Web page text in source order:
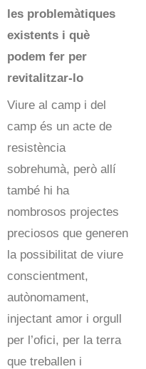
les problemàtiques
existents i què
podem fer per
revitalitzar-lo
Viure al camp i del
camp és un acte de
resistència
sobrehumà, però allí
també hi ha
nombrosos projectes
preciosos que generen
la possibilitat de viure
conscientment,
autònomament,
injectant amor i orgull
per l’ofici, per la terra
que treballen i